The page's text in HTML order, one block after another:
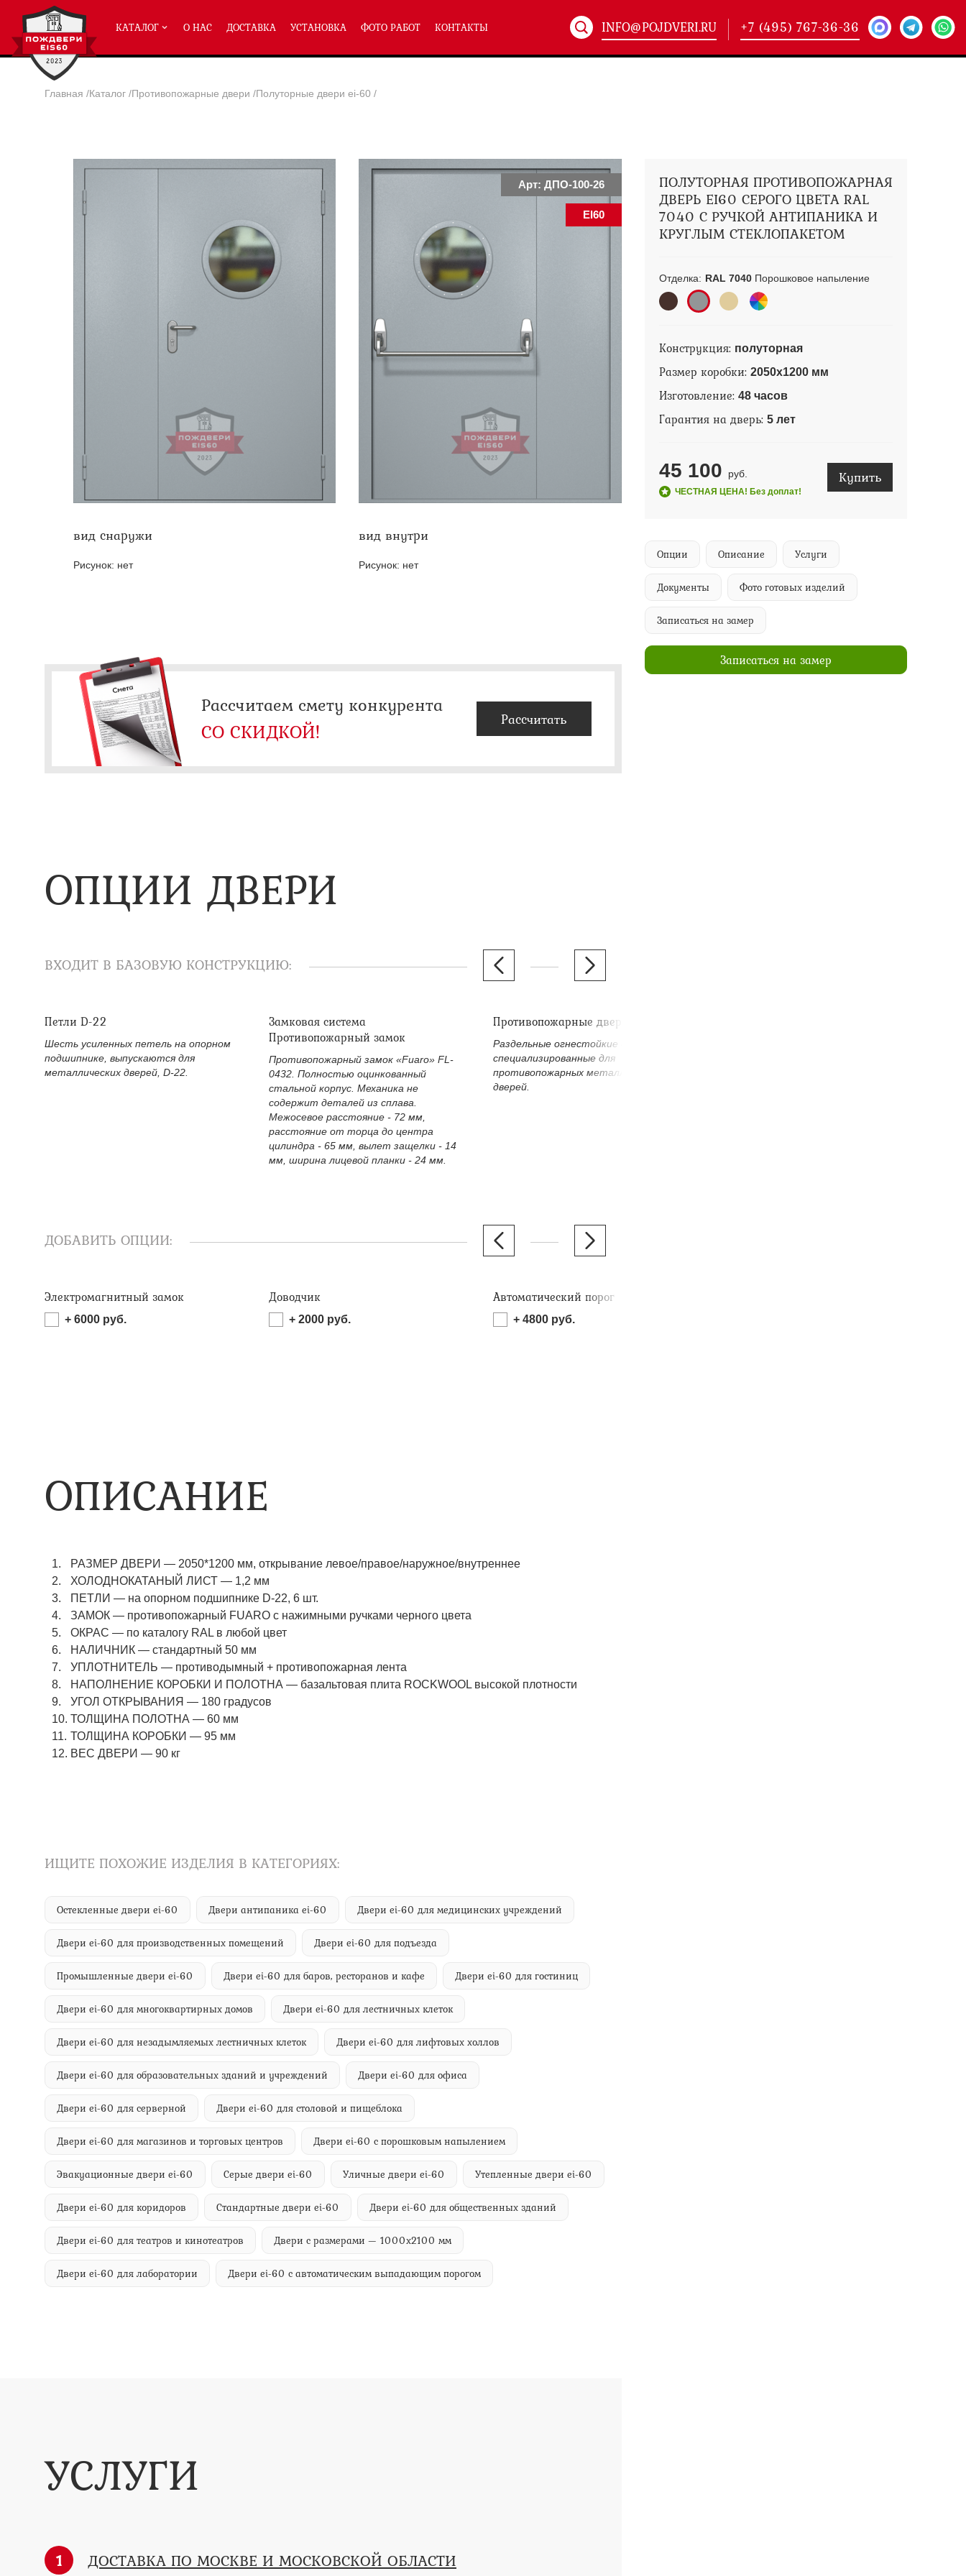
КАТАЛОГ
Полуторные двери ei-60(204)
Светопозрачные двери с максимальным остеклением eiw-60
Двери с отделкой МДФ ei-60
Двери антипаника ei-60
Дымогазонепрницаемые двери eis-60
Двери ei-60 с отбойником
Двери ei-60 для производственных помещений
Противопожарные двери со стыковочным узлом
Полуторные технические двери
Двупольные технические двери(178)
О НАС ДОСТАВКА УСТАНОВКА ФОТО РАБОТ КОНТАКТЫ INFO@POJDVERI.RU +7 (495) 767-36-36
Главная /Каталог /Противопожарные двери /Полуторные двери ei-60 /
Арт: ДПО-100-26
EI60
вид снаружи
Рисунок: нет
вид внутри
Рисунок: нет
ПОЛУТОРНАЯ ПРОТИВОПОЖАРНАЯ
ДВЕРЬ EI60 СЕРОГО ЦВЕТА RAL
7040 С РУЧКОЙ АНТИПАНИКА И
КРУГЛЫМ СТЕКЛОПАКЕТОМ
Отделка: RAL 7040Порошковое напыление
Конструкция: полуторная
Размер коробки: 2050х1200 мм
Изготовление: 48 часов
Гарантия на дверь: 5 лет
45 100 руб.
ЧЕСТНАЯ ЦЕНА! Без доплат!
Купить
Опции Описание Услуги
Документы Фото готовых изделий
Записаться на замер
Записаться на замер
Рассчитаем смету конкурента
СО СКИДКОЙ! Рассчитать
ОПЦИИ ДВЕРИ
ВХОДИТ В БАЗОВУЮ КОНСТРУКЦИЮ:
Петли D-22
Шесть усиленных петель на опорном
подшипнике, выпускаются для
металлических дверей, D-22.
Замковая система
Противопожарный замок
Противопожарный замок «Fuaro» FL-
0432. Полностью оцинкованный
стальной корпус. Механика не
содержит деталей из сплава.
Межосевое расстояние - 72 мм,
расстояние от торца до центра
цилиндра - 65 мм, вылет защелки - 14
мм, ширина лицевой планки - 24 мм.
Противопожарные дверные ручки
Раздельные огнестойкие дверные ручки
специализированные для
противопожарных металлических
дверей.
ДОБАВИТЬ ОПЦИИ:
Электромагнитный замок
+ 6000 руб.
Доводчик
+ 2000 руб.
Автоматический порог
+ 4800 руб.
ОПИСАНИЕ
РАЗМЕР ДВЕРИ — 2050*1200 мм, открывание левое/правое/наружное/внутреннее
ХОЛОДНОКАТАНЫЙ ЛИСТ — 1,2 мм
ПЕТЛИ — на опорном подшипнике D-22, 6 шт.
ЗАМОК — противопожарный FUARO с нажимными ручками черного цвета
ОКРАС — по каталогу RAL в любой цвет​​​​​​​
НАЛИЧНИК — стандартный 50 мм
УПЛОТНИТЕЛЬ — противодымный + противопожарная лента
НАПОЛНЕНИЕ КОРОБКИ И ПОЛОТНА — базальтовая плита ROCKWOOL высокой плотности
УГОЛ ОТКРЫВАНИЯ — 180 градусов
ТОЛЩИНА ПОЛОТНА — 60 мм
ТОЛЩИНА КОРОБКИ — 95 мм
ВЕС ДВЕРИ — 90 кг
ИЩИТЕ ПОХОЖИЕ ИЗДЕЛИЯ В КАТЕГОРИЯХ:
Остекленные двери ei-60 Двери антипаника ei-60 Двери ei-60 для медицинских учреждений
Двери ei-60 для производственных помещений Двери ei-60 для подъезда
Промышленные двери ei-60 Двери ei-60 для баров, ресторанов и кафе Двери ei-60 для гостиниц
Двери ei-60 для многоквартирных домов Двери ei-60 для лестничных клеток
Двери ei-60 для незадымляемых лестничных клеток Двери ei-60 для лифтовых холлов
Двери ei-60 для образовательных зданий и учреждений Двери ei-60 для офиса
Двери ei-60 для серверной Двери ei-60 для столовой и пищеблока
Двери ei-60 для магазинов и торговых центров Двери ei-60 с порошковым напылением
Эвакуационные двери ei-60 Серые двери ei-60 Уличные двери ei-60 Утепленные двери ei-60
Двери ei-60 для коридоров Стандартные двери ei-60 Двери ei-60 для общественных зданий
Двери ei-60 для театров и кинотеатров Двери с размерами — 1000х2100 мм
Двери ei-60 для лаборатории Двери ei-60 с автоматическим выпадающим порогом
УСЛУГИ
1 ДОСТАВКА ПО МОСКВЕ И МОСКОВСКОЙ ОБЛАСТИ